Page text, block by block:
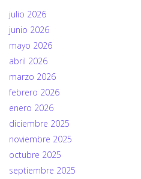
julio 2026
junio 2026
mayo 2026
abril 2026
marzo 2026
febrero 2026
enero 2026
diciembre 2025
noviembre 2025
octubre 2025
septiembre 2025